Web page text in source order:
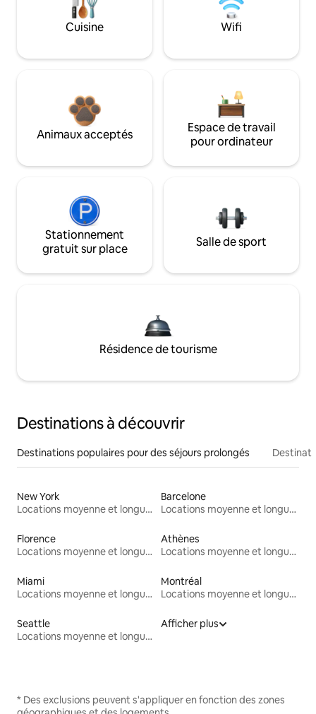
Cuisine Wifi
Animaux acceptés
Espace de travail
pour ordinateur
Stationnement
gratuit sur place
Salle de sport
Résidence de tourisme
Destinations à découvrir
Destinations populaires pour des séjours prolongés
New York
Locations moyenne et longue durée
Barcelone
Locations moyenne et longue durée
Florence
Locations moyenne et longue durée
Athènes
Locations moyenne et longue durée
Miami
Locations moyenne et longue durée
Montréal
Locations moyenne et longue durée
Seattle
Locations moyenne et longue durée
Afficher plus
* Des exclusions peuvent s'appliquer en fonction des zones